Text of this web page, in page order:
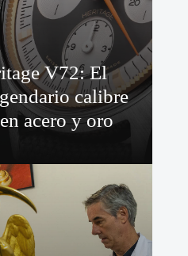
V72: El
calibre
acero y oro